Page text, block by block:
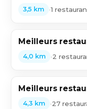
3,5 km •1
Meilleurs
4,0 km •2
Meilleurs
4,3 km •27